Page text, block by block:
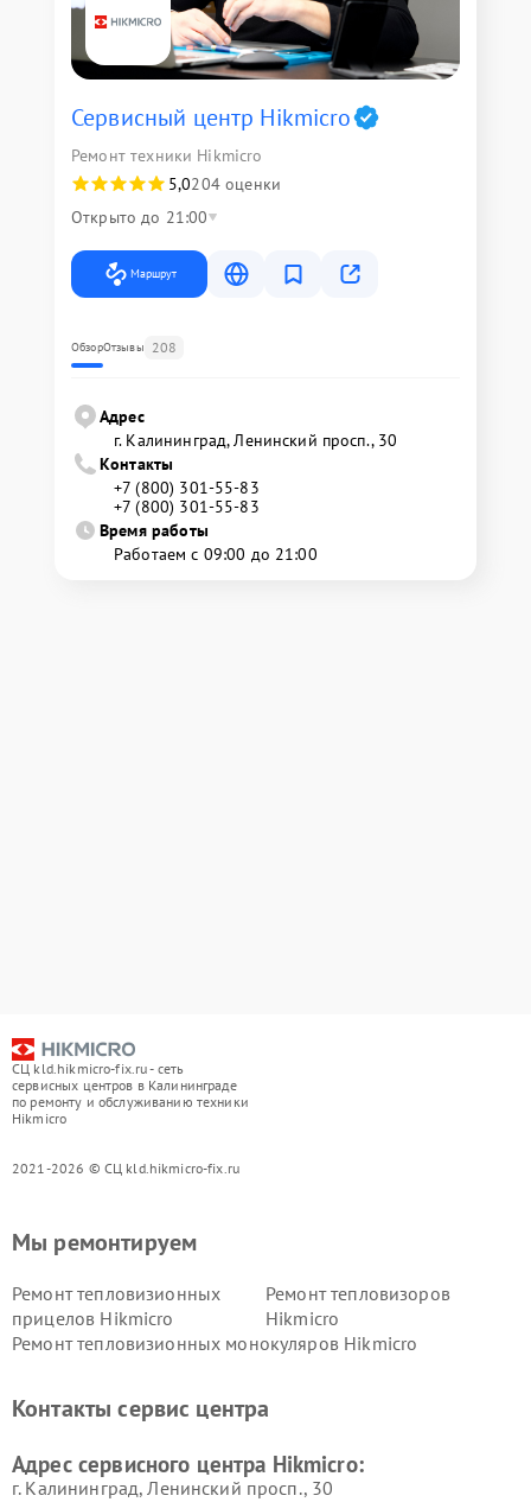
Сервисный центр Hikmicro
Ремонт техники Hikmicro
5,0204 оценки
Открыто до 21:00
Маршрут
ОбзорОтзывы 208
Адрес
г. Калининград, Ленинский просп., 30
Контакты
+7 (800) 301-55-83
+7 (800) 301-55-83
Время работы
Работаем с 09:00 до 21:00
СЦ kld.hikmicro-fix.ru - сеть
сервисных центров в Калининграде
по ремонту и обслуживанию техники
Hikmicro
2021-2026 © СЦ kld.hikmicro-fix.ru
Мы ремонтируем
Ремонт тепловизионных
прицелов Hikmicro
Ремонт тепловизоров
Hikmicro
Ремонт тепловизионных монокуляров Hikmicro
Контакты сервис центра
Адрес сервисного центра Hikmicro:
г. Калининград, Ленинский просп., 30